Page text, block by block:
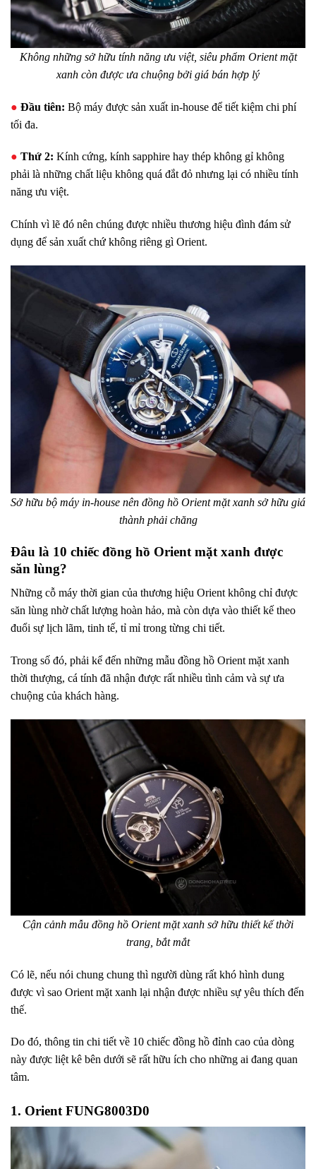
Không những sở hữu tính năng ưu việt, siêu phẩm Orient mặt
xanh còn được ưa chuộng bởi giá bán hợp lý
● Đầu tiên: Bộ máy được sản xuất in-house để tiết kiệm chi phí
tối đa.
● Thứ 2: Kính cứng, kính sapphire hay thép không gỉ không
phải là những chất liệu không quá đắt đỏ nhưng lại có nhiều tính
năng ưu việt.
Chính vì lẽ đó nên chúng được nhiều thương hiệu đình đám sử
dụng để sản xuất chứ không riêng gì Orient.
Sở hữu bộ máy in-house nên đồng hồ Orient mặt xanh sở hữu giá
thành phải chăng
Đâu là 10 chiếc đồng hồ Orient mặt xanh được
săn lùng?
Những cỗ máy thời gian của thương hiệu Orient không chỉ được
săn lùng nhờ chất lượng hoàn hảo, mà còn dựa vào thiết kế theo
đuổi sự lịch lãm, tinh tế, tỉ mỉ trong từng chi tiết.
Trong số đó, phải kể đến những mẫu đồng hồ Orient mặt xanh
thời thượng, cá tính đã nhận được rất nhiều tình cảm và sự ưa
chuộng của khách hàng.
Cận cảnh mẫu đồng hồ Orient mặt xanh sở hữu thiết kế thời
trang, bắt mắt
Có lẽ, nếu nói chung chung thì người dùng rất khó hình dung
được vì sao Orient mặt xanh lại nhận được nhiều sự yêu thích đến
thế.
Do đó, thông tin chi tiết về 10 chiếc đồng hồ đỉnh cao của dòng
này được liệt kê bên dưới sẽ rất hữu ích cho những ai đang quan
tâm.
1. Orient FUNG8003D0